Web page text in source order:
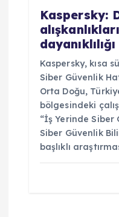
Kaspersky:
Kaspersky, kısa
Siber Güvenlik
Orta Doğu,
bölgesindeki
“İş Yerinde Siber
Siber Güvenlik
başlıklı